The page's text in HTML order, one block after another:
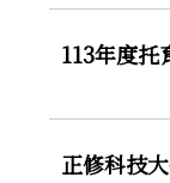
113年度托
正修科技